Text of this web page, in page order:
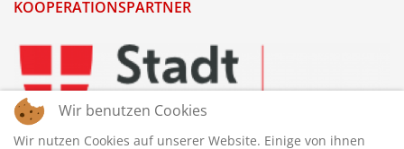
KOOPERATIONSPARTNER
Wir benutzen Cookies
Wir nutzen Cookies auf unserer Website. Einige von ihnen